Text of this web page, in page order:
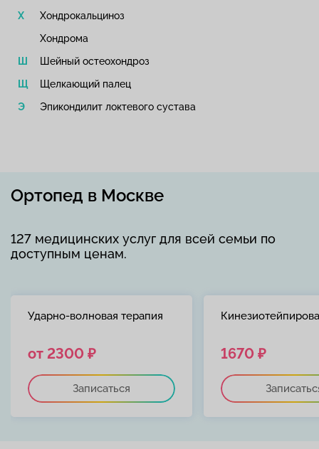
Хондрокальциноз
Хондрома
Шейный остеохондроз
Щелкающий палец
Эпикондилит локтевого сустава
Ортопед в Москве
127 медицинских услуг для всей семьи по
доступным ценам.
Ударно-волновая терапия
от 2300 ₽
Записаться
1670 ₽